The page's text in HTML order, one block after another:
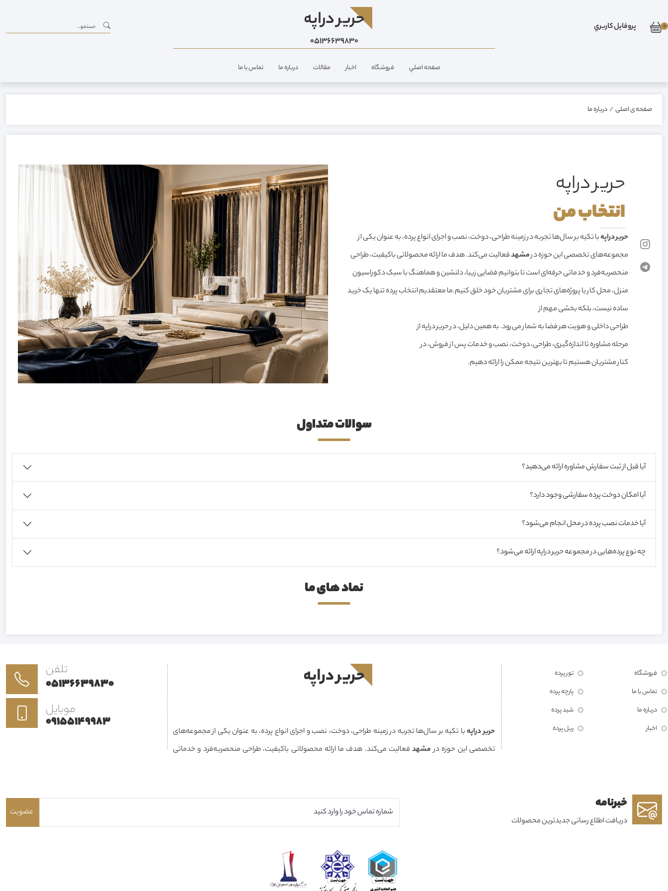
0 پروفايل کاربري حرير دراپه
05136639830
صفحه اصلي فروشگاه اخبار مقالات درباره ما تماس با ما
صفحه ی اصلی / درباره ما
حرير دراپه
انتخاب من
حرير دراپهبا تکیه بر سال‌ها تجربه در زمینه طراحی، دوخت، نصب و اجرای انواع پرده، به عنوان یکی از
مجموعه‌های تخصصی این حوزه درمشهدفعالیت می‌کند. هدف ما ارائه محصولاتی باکیفیت، طراحی
منحصربه‌فرد و خدماتی حرفه‌ای است تا بتوانیم فضایی زیبا، دلنشین و هماهنگ با سبک دکوراسیون
منزل، محل کار یا پروژه‌های تجاری برای مشتریان خود خلق کنیم.ما معتقدیم انتخاب پرده تنها یک خرید
ساده نیست، بلکه بخشی مهم از
طراحی داخلی و هویت هر فضا به شمار می‌رود. به همین دلیل، در حرير دراپه از
مرحله مشاوره تا اندازه‌گیری، طراحی، دوخت، نصب و خدمات پس از فروش، در
کنار مشتریان هستیم تا بهترین نتیجه ممکن را ارائه دهیم.
سوالات متداول
آیا قبل از ثبت سفارش مشاوره ارائه می‌دهید؟
آیا امکان دوخت پرده سفارشی وجود دارد؟
آیا خدمات نصب پرده در محل انجام می‌شود؟
چه نوع پرده‌هایی در مجموعه حرير دراپه ارائه می‌شود؟
نماد های ما
فروشگاه
تماس با ما
درباره ما
اخبار
تور پرده
پارچه پرده
شید پرده
ریل پرده
حرير دراپه
حرير دراپهبا تکیه بر سال‌ها تجربه در زمینه طراحی، دوخت، نصب و اجرای انواع پرده، به عنوان یکی از مجموعه‌های
تخصصی این حوزه درمشهد
فعالیت می‌کند. هدف ما ارائه محصولاتی باکیفیت، طراحی منحصربه‌فرد و خدماتی
تلفن
05136639830
موبایل
09155149983
خبرنامه
دریافت اطلاع رسانی جدیدترین محصولات
عضویت